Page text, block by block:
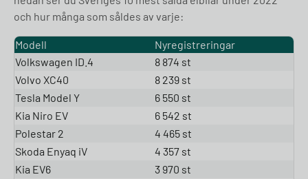
och hur många som såldes av varje:
Modell
Nyregistreringar
Volkswagen ID.4
8 874 st
Volvo XC40
8 239 st
Tesla Model Y
6 550 st
Kia Niro EV
6 542 st
Polestar 2
4 465 st
Skoda Enyaq iV
4 357 st
Kia EV6
3 970 st